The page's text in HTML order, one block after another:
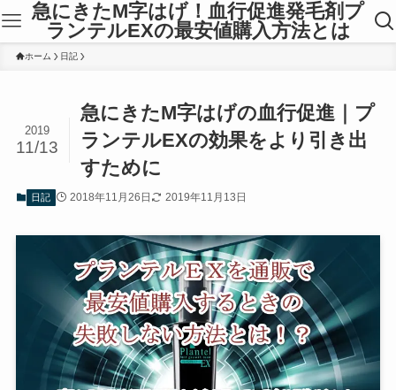
急にきたM字はげ！血行促進発毛剤プ
ランテルEXの最安値購入方法とは
ホーム 日記
急にきたM字はげの血行促進｜プ
ランテルEXの効果をより引き出
すために
2019
11/13
日記 2018年11月26日 2019年11月13日